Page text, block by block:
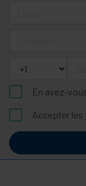
En avez-
Accepter les